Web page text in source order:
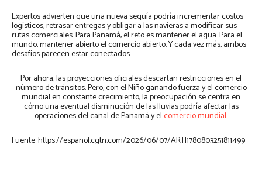
Expertos advierten que una nueva sequía podría incrementar costos
logísticos, retrasar entregas y obligar a las navieras a modificar sus
rutas comerciales. Para Panamá, el reto es mantener el agua. Para el
mundo, mantener abierto el comercio abierto. Y cada vez más, ambos
desafíos parecen estar conectados.
Por ahora, las proyecciones oficiales descartan restricciones en el
número de tránsitos. Pero, con el Niño ganando fuerza y el comercio
mundial en constante crecimiento, la preocupación se centra en
cómo una eventual disminución de las lluvias podría afectar las
operaciones del canal de Panamá y elcomercio mundial.
Fuente: https://espanol.cgtn.com/2026/06/07/ARTI1780803251811499